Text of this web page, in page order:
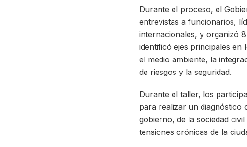
Durante el proceso, el
entrevistas a funcionarios,
internacionales, y organizó
identificó ejes principales en
el medio ambiente, la
de riesgos y la seguridad.
Durante el taller, los
para realizar un diagnóstico
gobierno, de la sociedad
tensiones crónicas de la